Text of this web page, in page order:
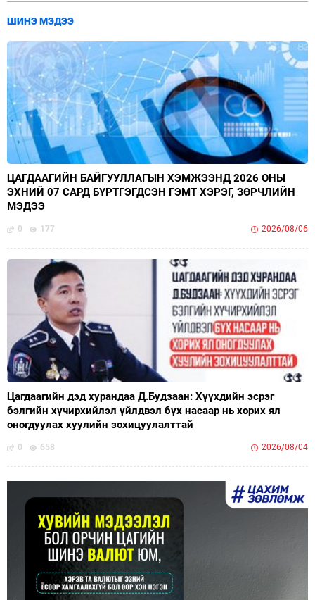
ШИНЭ МЭДЭЭ
ЦАГДААГИЙН БАЙГУУЛЛАГЫН ХЭМЖЭЭНД 2026 ОНЫ
ЭХНИЙ 07 САРД БҮРТГЭГДСЭН ГЭМТ ХЭРЭГ, ЗӨРЧЛИЙН
МЭДЭЭ
0 177 2026/08/06
Цагдаагийн дэд хурандаа Д.Будзаан: Хүүхдийн эсрэг
бэлгийн хүчирхийлэл үйлдвэл бүх насаар нь хорих ял
оногдуулах хуулийн зохицуулалттай
0 658 2026/08/04